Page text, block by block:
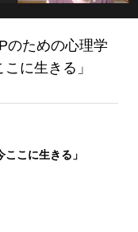
のための心理学
に生きる」
こに生きる」